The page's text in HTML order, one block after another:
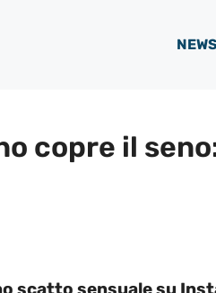
NEWS
copre il